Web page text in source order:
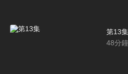
第13集
48分鐘